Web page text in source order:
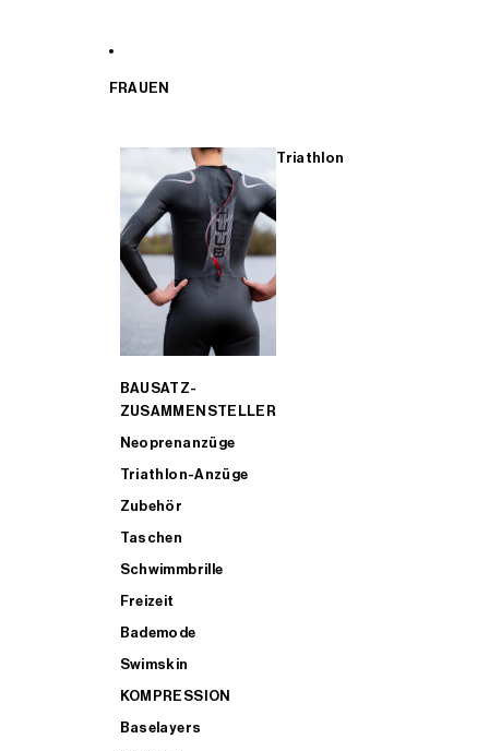
FRAUEN
Triathlon
BAUSATZ-
ZUSAMMENSTELLER
Neoprenanzüge
Triathlon-Anzüge
Zubehör
Taschen
Schwimmbrille
Freizeit
Bademode
Swimskin
KOMPRESSION
Baselayers